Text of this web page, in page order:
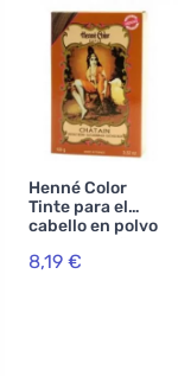
Henné Color
Tinte para el
cabello en polvo
8,19 €